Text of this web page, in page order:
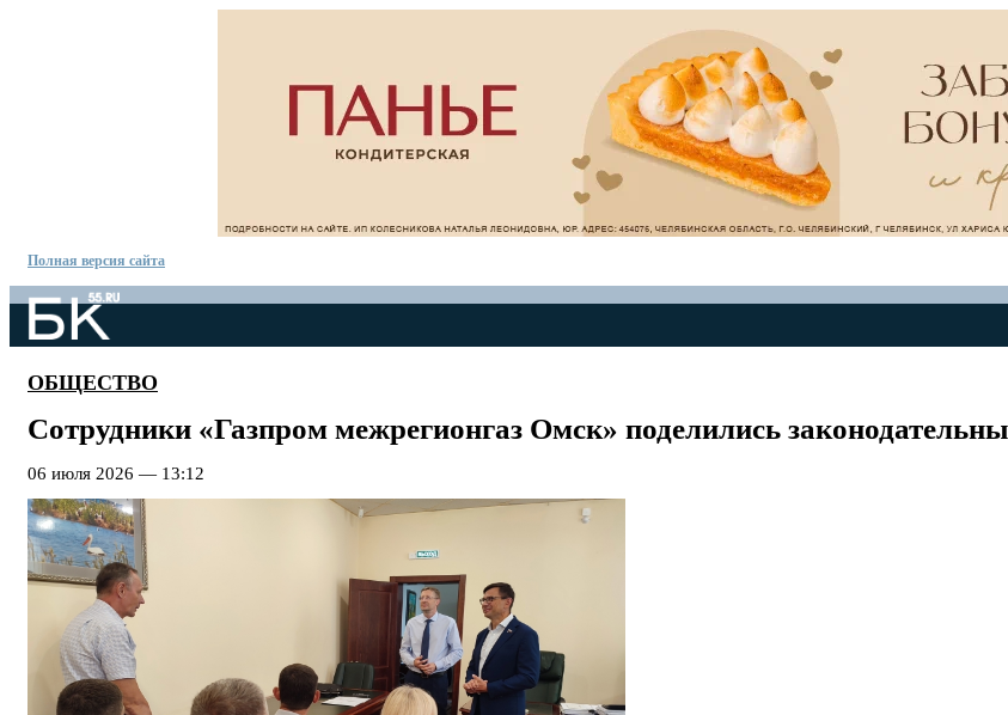
Полная версия сайта
ОБЩЕСТВО
Сотрудники «Газпром межрегионгаз Омск» поделились
06 июля 2026 — 13:12